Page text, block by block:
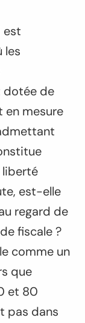
est
les
dotée de
en mesure
liberté
est-elle
regard de
fiscale ?
comme un
que
et 80
pas dans